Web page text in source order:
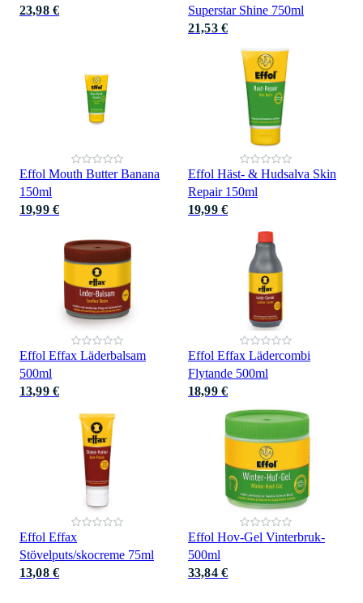
23,98 €
Superstar Shine 750ml
21,53 €
Effol Mouth Butter Banana
150ml
19,99 €
Effol Häst- & Hudsalva Skin
Repair 150ml
19,99 €
Effol Effax Läderbalsam
500ml
13,99 €
Effol Effax Lädercombi
Flytande 500ml
18,99 €
Effol Effax
Stövelputs/skocreme 75ml
13,08 €
Effol Hov-Gel Vinterbruk-
500ml
33,84 €